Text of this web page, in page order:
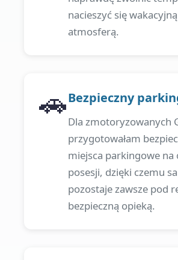
nacieszyć się wakacyjną
atmosferą.
🚗Bezpieczny
Dla zmotoryzowanych
przygotowałam
miejsca parkingowe na
posesji, dzięki czemu
pozostaje zawsze pod
bezpieczną opieką.